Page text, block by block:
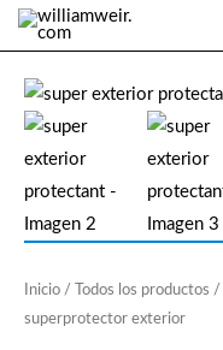
al
contenido
Inicio / Todos los productos /
superprotector exterior